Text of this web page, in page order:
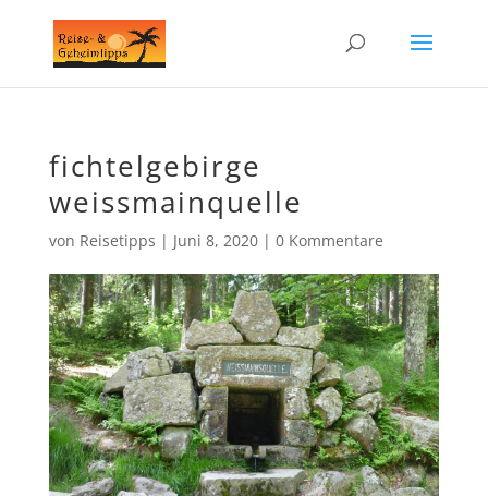
fichtelgebirge
weissmainquelle
von Reisetipps | Juni 8, 2020| 0 Kommentare